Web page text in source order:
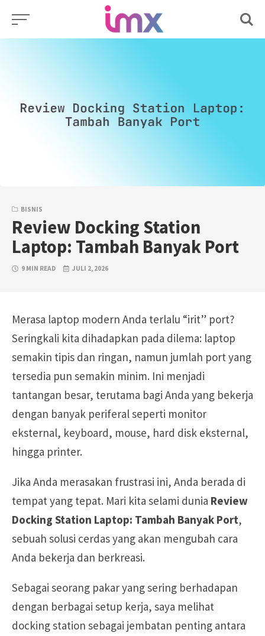
BISNIS
Review Docking Station
Laptop: Tambah Banyak Port
9 MIN READ JULI 2, 2026
Merasa laptop modern Anda terlalu “irit” port?
Seringkali kita dihadapkan pada dilema: laptop
semakin tipis dan ringan, namun jumlah port yang
tersedia pun semakin minim. Ini menjadi
tantangan besar, terutama bagi Anda yang bekerja
dengan banyak periferal seperti monitor
eksternal, keyboard, mouse, hard disk eksternal,
hingga printer.
Jika Anda merasakan frustrasi ini, Anda berada di
tempat yang tepat. Mari kita selami dunia Review
Docking Station Laptop: Tambah Banyak Port,
sebuah solusi cerdas yang akan mengubah cara
Anda bekerja dan berkreasi.
Sebagai seorang pakar yang sering berhadapan
dengan berbagai setup kerja, saya melihat
docking station sebagai jembatan penting antara